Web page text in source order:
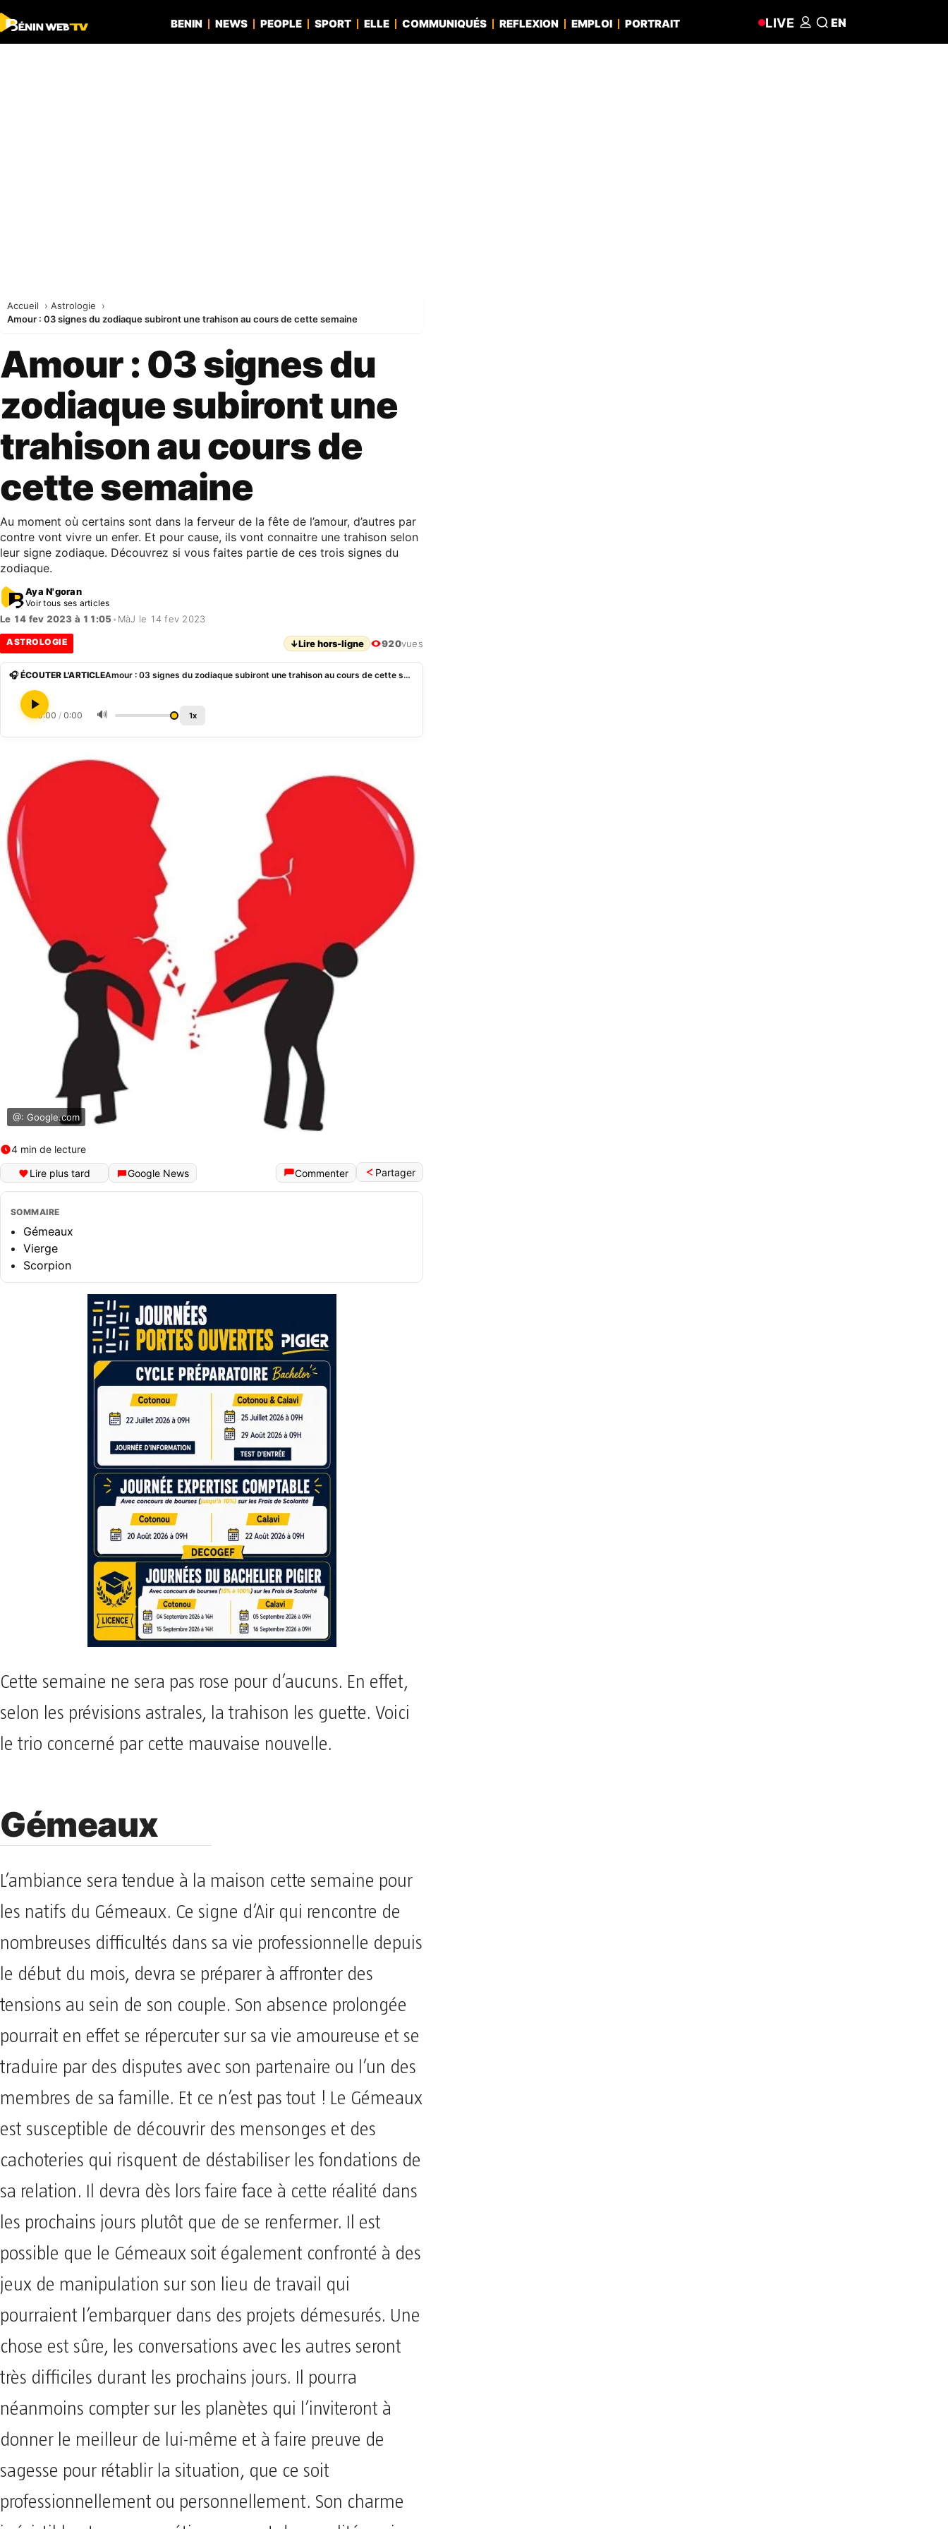
BENIN NEWS PEOPLE SPORT ELLE COMMUNIQUÉS REFLEXION EMPLOI PORTRAIT LIVE EN
Accueil
Astrologie
Amour : 03 signes du zodiaque subiront une trahison au cours de cette semaine
Amour : 03 signes du
zodiaque subiront une
trahison au cours de
cette semaine
Au moment où certains sont dans la ferveur de la fête de l’amour, d’autres par
contre vont vivre un enfer. Et pour cause, ils vont connaitre une trahison selon
leur signe zodiaque. Découvrez si vous faites partie de ces trois signes du
zodiaque.
Aya N'goran
Voir tous ses articles
Le 14 fev 2023 à 11:05 • MàJ le 14 fev 2023
ASTROLOGIE ↓Lire hors-ligne 920vues
🎧 ÉCOUTER L'ARTICLE Amour : 03 signes du zodiaque subiront une trahison au cours de cette semaine
0:00 / 0:00 🔊 1x
@: Google.com
4 min de lecture
Lire plus tard
Google News Commenter Partager
SOMMAIRE
Gémeaux
Vierge
Scorpion
Cette semaine ne sera pas rose pour d’aucuns. En effet,
selon les prévisions astrales, la trahison les guette. Voici
le trio concerné par cette mauvaise nouvelle.
Gémeaux
L’ambiance sera tendue à la maison cette semaine pour
les natifs du Gémeaux. Ce signe d’Air qui rencontre de
nombreuses difficultés dans sa vie professionnelle depuis
le début du mois, devra se préparer à affronter des
tensions au sein de son couple. Son absence prolongée
pourrait en effet se répercuter sur sa vie amoureuse et se
traduire par des disputes avec son partenaire ou l’un des
membres de sa famille. Et ce n’est pas tout ! Le Gémeaux
est susceptible de découvrir des mensonges et des
cachoteries qui risquent de déstabiliser les fondations de
sa relation. Il devra dès lors faire face à cette réalité dans
les prochains jours plutôt que de se renfermer. Il est
possible que le Gémeaux soit également confronté à des
jeux de manipulation sur son lieu de travail qui
pourraient l’embarquer dans des projets démesurés. Une
chose est sûre, les conversations avec les autres seront
très difficiles durant les prochains jours. Il pourra
néanmoins compter sur les planètes qui l’inviteront à
donner le meilleur de lui-même et à faire preuve de
sagesse pour rétablir la situation, que ce soit
professionnellement ou personnellement. Son charme